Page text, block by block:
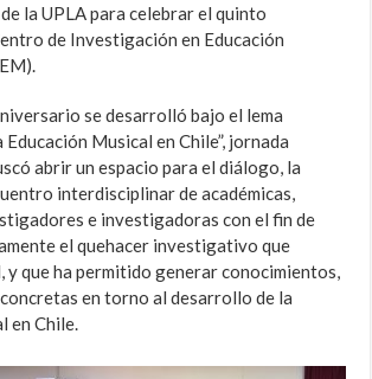
la UPLA para celebrar el quinto
de Investigación en Educación
se desarrolló bajo el lema
Musical en Chile”, jornada
abrir un espacio para el diálogo, la
interdisciplinar de académicas,
e investigadoras con el fin de
el quehacer investigativo que
y que ha permitido generar conocimientos,
en torno al desarrollo de la
en Chile.